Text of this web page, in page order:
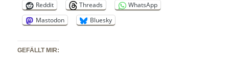
Reddit
Threads
WhatsApp
Mastodon
Bluesky
GEFÄLLT MIR: